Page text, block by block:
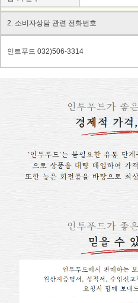
2. 소비자상담 관련 전화번호
인트푸드 032)506-3314